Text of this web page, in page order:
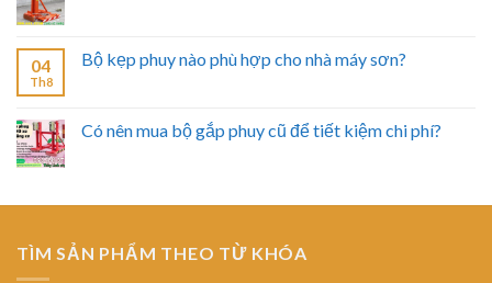
04
Th8
Bộ kẹp phuy nào phù hợp cho nhà máy sơn?
Có nên mua bộ gắp phuy cũ để tiết kiệm chi phí?
TÌM SẢN PHẨM THEO TỪ KHÓA